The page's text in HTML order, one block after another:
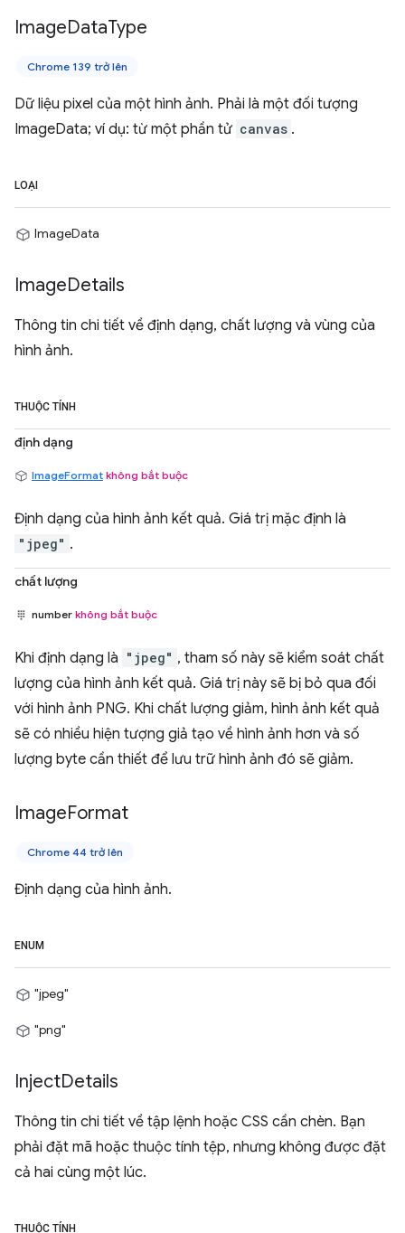
ImageDataType
Chrome 139 trở lên
Dữ liệu pixel của một hình ảnh. Phải là một đối tượng
ImageData; ví dụ: từ một phần tử canvas .
LOẠI
ImageData
ImageDetails
Thông tin chi tiết về định dạng, chất lượng và vùng của
hình ảnh.
THUỘC TÍNH
định dạng
ImageFormat không bắt buộc
Định dạng của hình ảnh kết quả. Giá trị mặc định là
"jpeg" .
chất lượng
number không bắt buộc
Khi định dạng là "jpeg" , tham số này sẽ kiểm soát chất
lượng của hình ảnh kết quả. Giá trị này sẽ bị bỏ qua đối
với hình ảnh PNG. Khi chất lượng giảm, hình ảnh kết quả
sẽ có nhiều hiện tượng giả tạo về hình ảnh hơn và số
lượng byte cần thiết để lưu trữ hình ảnh đó sẽ giảm.
ImageFormat
Chrome 44 trở lên
Định dạng của hình ảnh.
ENUM
"jpeg"
"png"
InjectDetails
Thông tin chi tiết về tập lệnh hoặc CSS cần chèn. Bạn
phải đặt mã hoặc thuộc tính tệp, nhưng không được đặt
cả hai cùng một lúc.
THUỘC TÍNH